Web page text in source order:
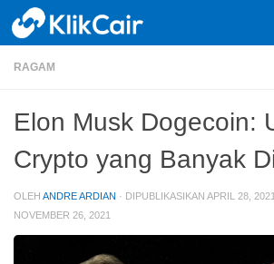
Skip to content
RAGAM
Elon Musk Dogecoin:
Crypto yang Banyak
OLEH ANDRE ARDIAN · DIPUBLIKASIKAN APRIL 28, 2021
NOVEMBER 26, 2021